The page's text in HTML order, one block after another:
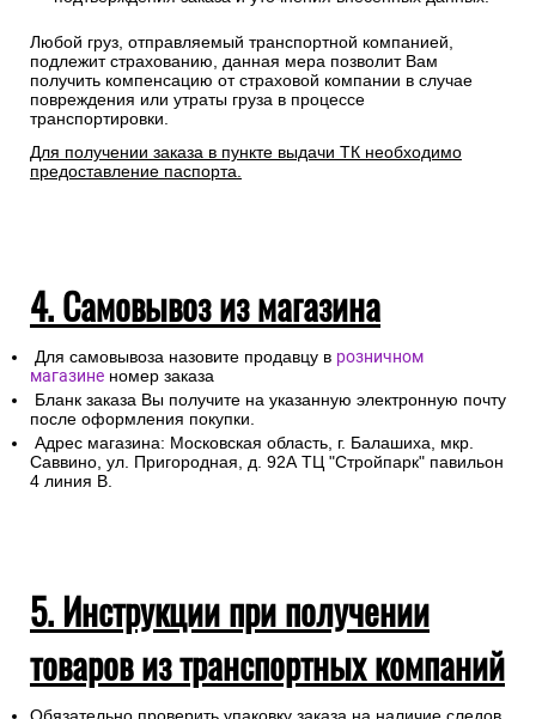
Правила оформления:
Для расчета стоимости доставки Вам необходимо
оформить заказ на выбранные товары, указав в форме
заказа точный адрес доставки.
При оформлении необходимо указать ФИО получателя
полностью, номер телефона и электронную почту.
Специалисты интернет-магазина свяжутся с Вами для
повреждения или утраты груза в процессе
транспортировки.
Для получении заказа в пункте выдачи ТК необходимо
предоставление паспорта.
4. Самовывоз из магазина
Бланк заказа Вы получите на указанную электронную почту
после оформления покупки.
Адрес магазина: Московская область, г. Балашиха, мкр.
Саввино, ул. Пригородная, д. 92А ТЦ "Стройпарк" павильон
4 линия В.